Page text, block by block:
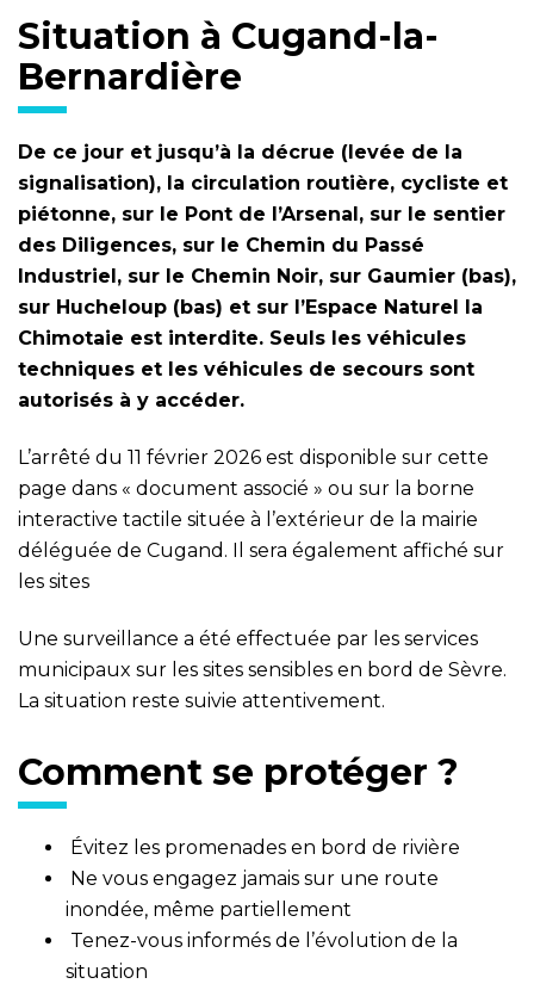
Situation à Cugand-la-
Bernardière
De ce jour et jusqu’à la décrue (levée de la
signalisation), la circulation routière, cycliste et
piétonne, sur le Pont de l’Arsenal, sur le sentier
des Diligences, sur le Chemin du Passé
Industriel, sur le Chemin Noir, sur Gaumier (bas),
sur Hucheloup (bas) et sur l’Espace Naturel la
Chimotaie est interdite. Seuls les véhicules
techniques et les véhicules de secours sont
autorisés à y accéder.
L’arrêté du 11 février 2026 est disponible sur cette
page dans « document associé » ou sur la borne
interactive tactile située à l’extérieur de la mairie
déléguée de Cugand. Il sera également affiché sur
les sites
Une surveillance a été effectuée par les services
municipaux sur les sites sensibles en bord de Sèvre.
La situation reste suivie attentivement.
Comment se protéger ?
Évitez les promenades en bord de rivière
Ne vous engagez jamais sur une route
inondée, même partiellement
Tenez-vous informés de l’évolution de la
situation